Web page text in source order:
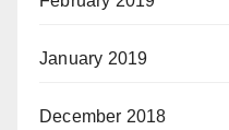
January 2019
December 2018